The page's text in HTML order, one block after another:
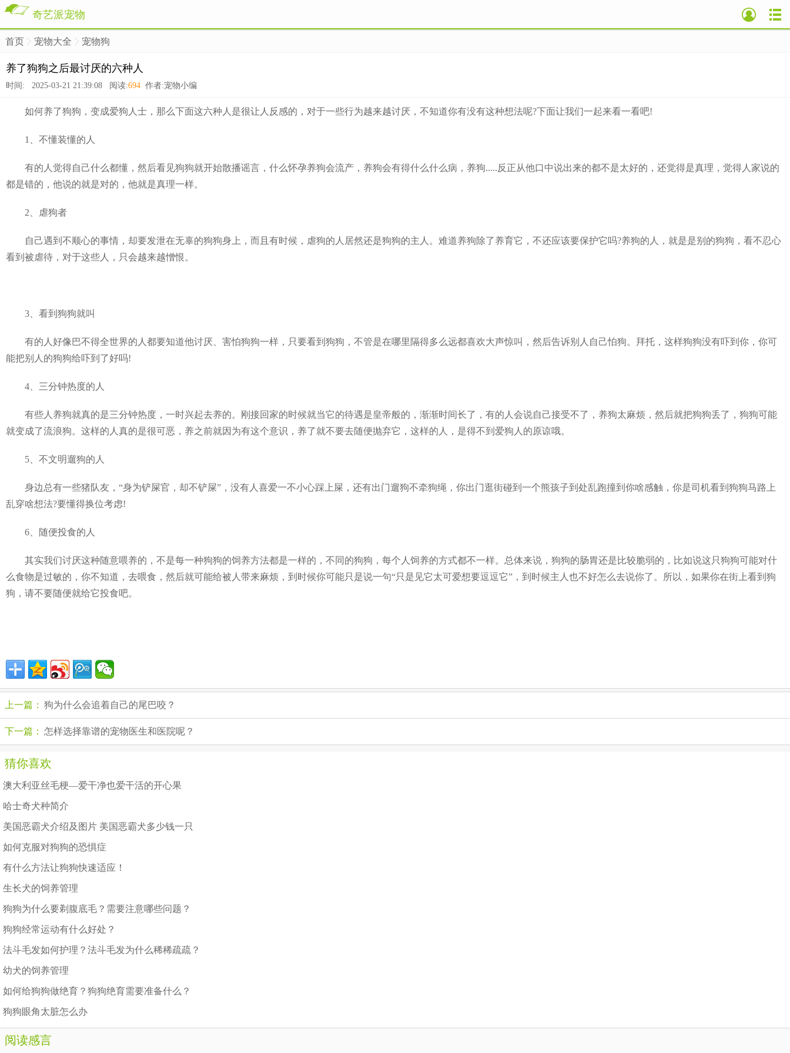
奇艺派宠物
首页 宠物大全 宠物狗
养了狗狗之后最讨厌的六种人
时间: 2025-03-21 21:39:08 阅读:694 作者:宠物小编
如何养了狗狗，变成爱狗人士，那么下面这六种人是很让人反感的，对于一些行为越来越讨厌，不知道你有没有这种想法呢?下面让我们一起来看一看吧!
1、不懂装懂的人
有的人觉得自己什么都懂，然后看见狗狗就开始散播谣言，什么怀孕养狗会流产，养狗会有得什么什么病，养狗.....反正从他口中说出来的都不是太好的，还觉得是真理，觉得人家说的
都是错的，他说的就是对的，他就是真理一样。
2、虐狗者
自己遇到不顺心的事情，却要发泄在无辜的狗狗身上，而且有时候，虐狗的人居然还是狗狗的主人。难道养狗除了养育它，不还应该要保护它吗?养狗的人，就是是别的狗狗，看不忍心
看到被虐待，对于这些人，只会越来越憎恨。
3、看到狗狗就叫
有的人好像巴不得全世界的人都要知道他讨厌、害怕狗狗一样，只要看到狗狗，不管是在哪里隔得多么远都喜欢大声惊叫，然后告诉别人自己怕狗。拜托，这样狗狗没有吓到你，你可
能把别人的狗狗给吓到了好吗!
4、三分钟热度的人
有些人养狗就真的是三分钟热度，一时兴起去养的。刚接回家的时候就当它的待遇是皇帝般的，渐渐时间长了，有的人会说自己接受不了，养狗太麻烦，然后就把狗狗丢了，狗狗可能
就变成了流浪狗。这样的人真的是很可恶，养之前就因为有这个意识，养了就不要去随便抛弃它，这样的人，是得不到爱狗人的原谅哦。
5、不文明遛狗的人
身边总有一些猪队友，“身为铲屎官，却不铲屎”，没有人喜爱一不小心踩上屎，还有出门遛狗不牵狗绳，你出门逛街碰到一个熊孩子到处乱跑撞到你啥感触，你是司机看到狗狗马路上
乱穿啥想法?要懂得换位考虑!
6、随便投食的人
其实我们讨厌这种随意喂养的，不是每一种狗狗的饲养方法都是一样的，不同的狗狗，每个人饲养的方式都不一样。总体来说，狗狗的肠胃还是比较脆弱的，比如说这只狗狗可能对什
么食物是过敏的，你不知道，去喂食，然后就可能给被人带来麻烦，到时候你可能只是说一句“只是见它太可爱想要逗逗它”，到时候主人也不好怎么去说你了。所以，如果你在街上看到狗
狗，请不要随便就给它投食吧。
上一篇： 狗为什么会追着自己的尾巴咬？
下一篇： 怎样选择靠谱的宠物医生和医院呢？
猜你喜欢
澳大利亚丝毛梗—爱干净也爱干活的开心果
哈士奇犬种简介
美国恶霸犬介绍及图片 美国恶霸犬多少钱一只
如何克服对狗狗的恐惧症
有什么方法让狗狗快速适应！
生长犬的饲养管理
狗狗为什么要剃腹底毛？需要注意哪些问题？
狗狗经常运动有什么好处？
法斗毛发如何护理？法斗毛发为什么稀稀疏疏？
幼犬的饲养管理
如何给狗狗做绝育？狗狗绝育需要准备什么？
狗狗眼角太脏怎么办
阅读感言